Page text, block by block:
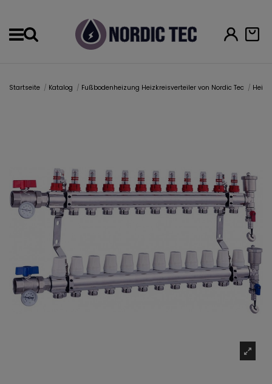
Startseite Katalog Fußbodenheizung Heizkreisverteiler von Nordic Tec